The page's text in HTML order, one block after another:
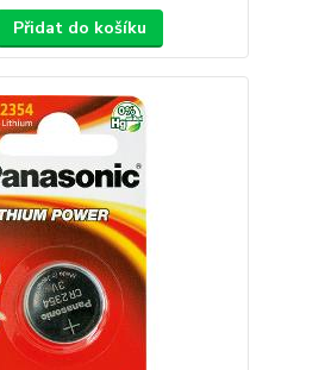
Přidat do košíku